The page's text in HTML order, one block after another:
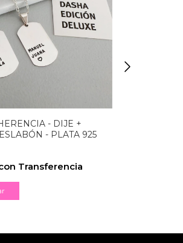
- DIJE +
- PLATA 925
Transferencia